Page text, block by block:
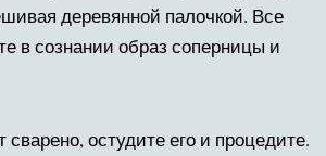
деревянной палочкой. Все
в сознании образ соперницы и
сварено, остудите его и процедите.